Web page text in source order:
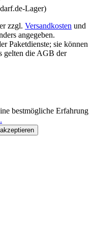
zzgl. Versandkosten und
angegeben.
Paketdienste; sie können
gelten die AGB der
bestmögliche Erfahrung